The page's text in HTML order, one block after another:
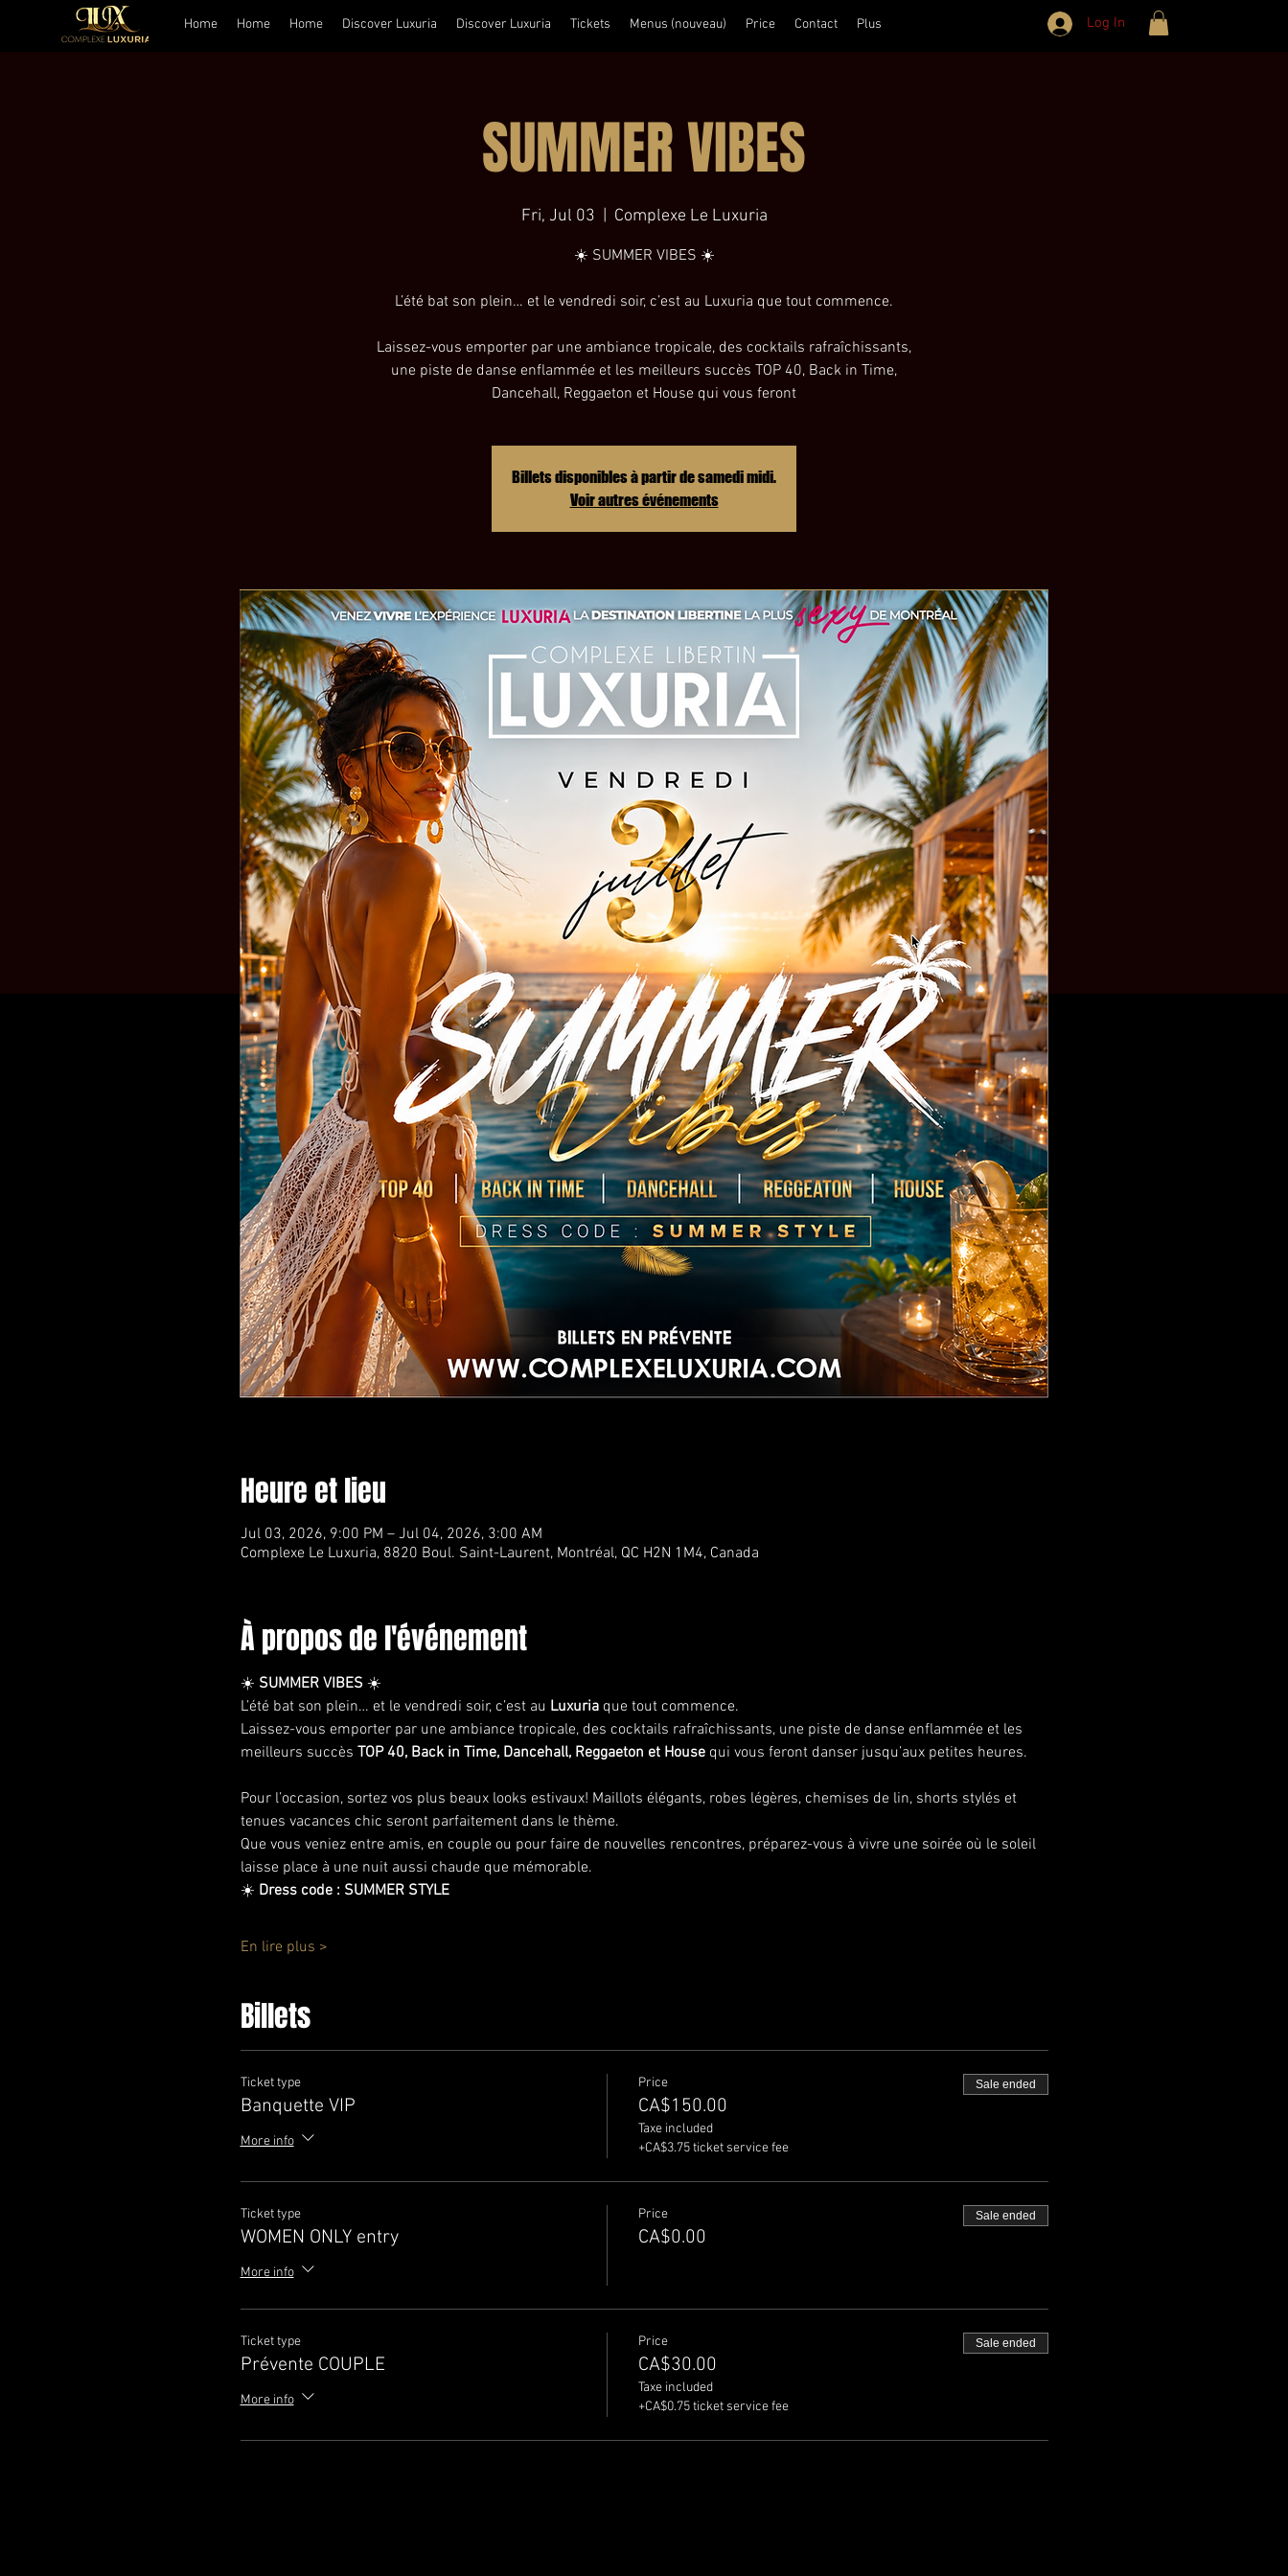
Home Home Home Discover Luxuria Discover Luxuria Tickets Menus (nouveau) Price Contact Plus Log In
SUMMER VIBES
Fri, Jul 03
  |
Complexe Le Luxuria
☀️ SUMMER VIBES ☀️
L’été bat son plein… et le vendredi soir, c’est au Luxuria que tout commence.
Laissez-vous emporter par une ambiance tropicale, des cocktails rafraîchissants,
une piste de danse enflammée et les meilleurs succès TOP 40, Back in Time,
Dancehall, Reggaeton et House qui vous feront
Billets disponibles à partir de samedi midi.
Voir autres événements
Heure et lieu
Jul 03, 2026, 9:00 PM – Jul 04, 2026, 3:00 AM
Complexe Le Luxuria, 8820 Boul. Saint-Laurent, Montréal, QC H2N 1M4, Canada
À propos de l'événement
☀️ SUMMER VIBES ☀️
L’été bat son plein… et le vendredi soir, c’est au Luxuria que tout commence.
Laissez-vous emporter par une ambiance tropicale, des cocktails rafraîchissants, une piste de danse enflammée et les
meilleurs succès TOP 40, Back in Time, Dancehall, Reggaeton et House qui vous feront danser jusqu’aux petites heures.
Pour l’occasion, sortez vos plus beaux looks estivaux! Maillots élégants, robes légères, chemises de lin, shorts stylés et
tenues vacances chic seront parfaitement dans le thème.
Que vous veniez entre amis, en couple ou pour faire de nouvelles rencontres, préparez-vous à vivre une soirée où le soleil
laisse place à une nuit aussi chaude que mémorable.
☀️ Dress code : SUMMER STYLE
En lire plus >
Billets
Ticket type
Banquette VIP
More info
Price
CA$150.00
Taxe included
+CA$3.75 ticket service fee
Sale ended
Ticket type
WOMEN ONLY entry
More info
Price
CA$0.00
Sale ended
Ticket type
Prévente COUPLE
More info
Price
CA$30.00
Taxe included
+CA$0.75 ticket service fee
Sale ended